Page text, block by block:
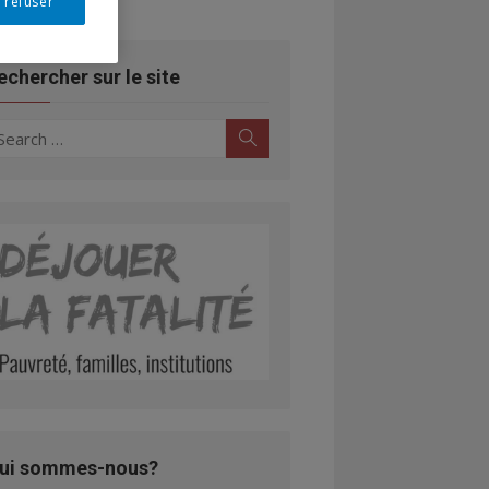
sur le site
sommes-nous?